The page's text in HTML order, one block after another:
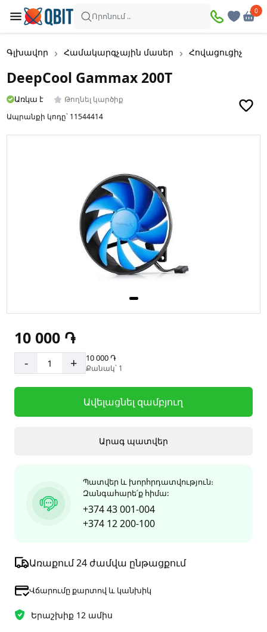
Որոնում ..
0
Գլխավոր Համակարգչային մասեր Հովացուցիչ
DeepCool Gammax 200T
Առկա է
Թողնել կարծիք
Ապրանքի կոդը՝ 11544414
Երաշխիք 12 ամիս
10 000 ֏
- + 10 000 ֏
Քանակ՝ 1
Ավելացնել զամբյուղ
Արագ պատվեր
Պատվեր և խորհրդատվություն։
Զանգահարե՛ք հիմա:
+374 43 001-004
+374 12 200-100
Առաքում 24 ժամվա ընթացքում
Վճարումը քարտով և կանխիկ